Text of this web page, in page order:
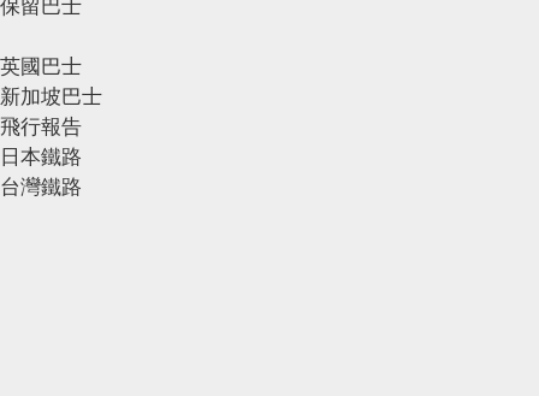
保留巴士
英國巴士
新加坡巴士
飛行報告
日本鐵路
台灣鐵路